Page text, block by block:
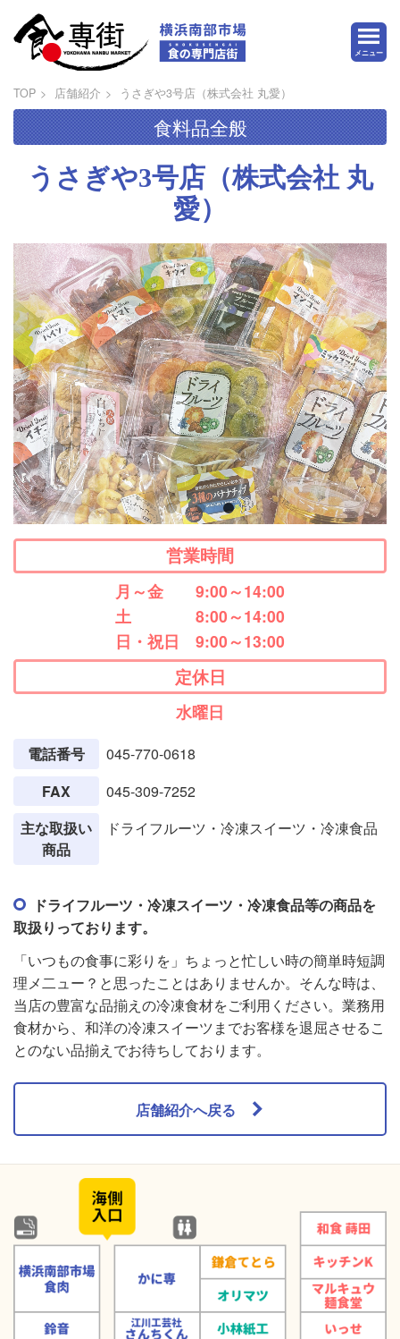
メニュー
TOP 店舗紹介 うさぎや3号店（株式会社 丸愛）
食料品全般
うさぎや3号店（株式会社 丸
愛）
営業時間
月～金
9:00～14:00
土
8:00～14:00
日・祝日
9:00～13:00
定休日
水曜日
電話番号
045-770-0618
FAX
045-309-7252
主な取扱い
商品
ドライフルーツ・冷凍スイーツ・冷凍食品
ドライフルーツ・冷凍スイーツ・冷凍食品等の商品を
取扱りっております。
「いつもの食事に彩りを」ちょっと忙しい時の簡単時短調
理メ二ュー？と思ったことはありませんか。そんな時は、
当店の豊富な品揃えの冷凍食材をご利用ください。業務用
食材から、和洋の冷凍スイーツまでお客様を退屈させるこ
とのない品揃えでお待ちしております。
店舗紹介へ戻る